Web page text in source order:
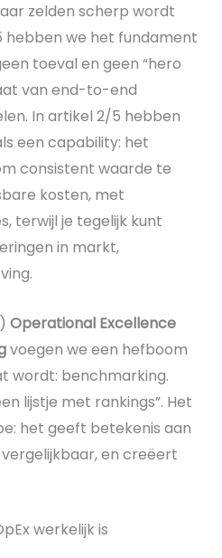
zelden scherp wordt
hebben we het fundament
toeval en geen “hero
van end-to-end
In artikel 2/5 hebben
een capability: het
consistent waarde te
kosten, met
terwijl je tegelijk kunt
in markt,
Operational Excellence
voegen we een hefboom
wordt: benchmarking.
lijstje met rankings”. Het
het geeft betekenis aan
vergelijkbaar, en creëert
werkelijk is